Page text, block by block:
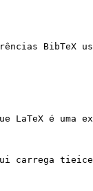
LaTeX é
carrega